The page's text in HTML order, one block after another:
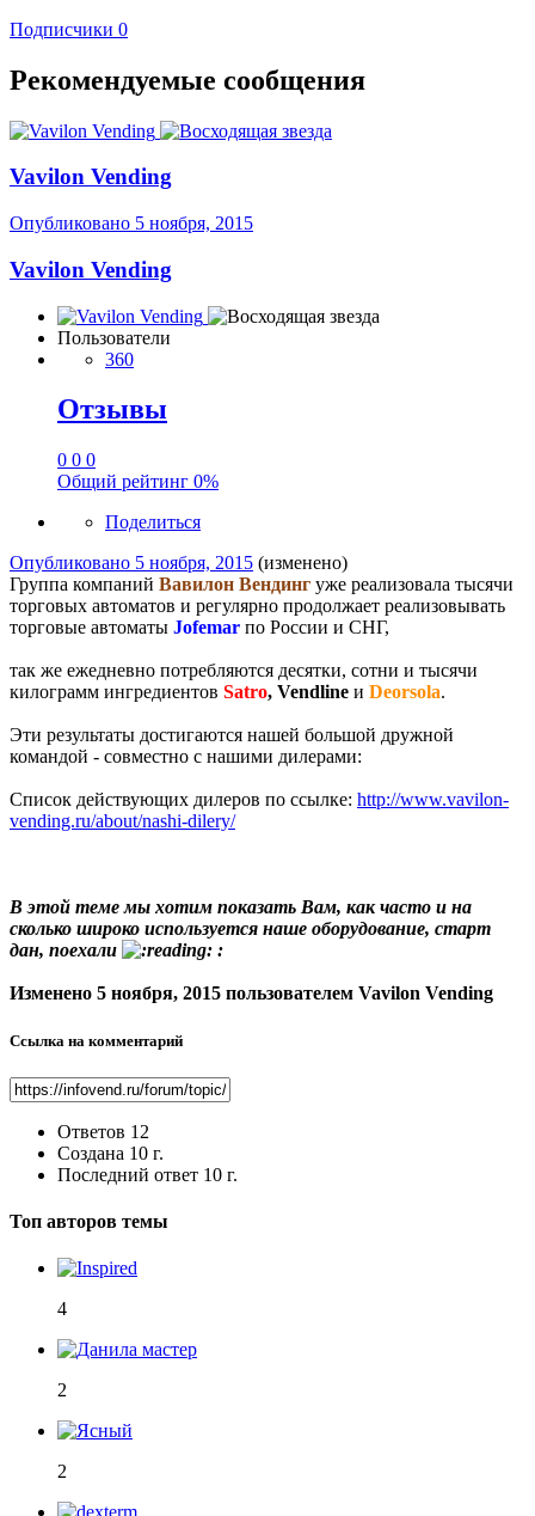
Подписчики 0
Рекомендуемые сообщения
Vavilon Vending
Опубликовано 5 ноября, 2015
Vavilon Vending
Пользователи
360
Отзывы
0 0 0
Общий рейтинг 0%
Поделиться
Опубликовано 5 ноября, 2015 (изменено)
Группа компаний Вавилон Вендинг уже реализовала тысячи
торговых автоматов и регулярно продолжает реализовывать
торговые автоматы Jofemar по России и СНГ,
так же ежедневно потребляются десятки, сотни и тысячи
килограмм ингредиентов Satro, Vendline и Deorsola.
Эти результаты достигаются нашей большой дружной
командой - совместно с нашими дилерами:
Список действующих дилеров по ссылке: http://www.vavilon-
vending.ru/about/nashi-dilery/
В этой теме мы хотим показать Вам, как часто и на
сколько широко используется наше оборудование, старт
дан, поехали
:
Изменено 5 ноября, 2015 пользователем Vavilon Vending
Ссылка на комментарий
Ответов 12
Создана 10 г.
Последний ответ 10 г.
Топ авторов темы
4
2
2